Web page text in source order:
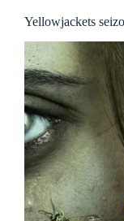
Yellowjackets